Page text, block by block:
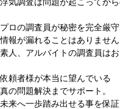
プロの調査員が秘密を完全厳守
情報が漏れることはありません
素人、アルバイトの調査員はお
依頼者様が本当に望んでいる
真の問題解決までサポート。
未来へ一歩踏み出せる事を保証